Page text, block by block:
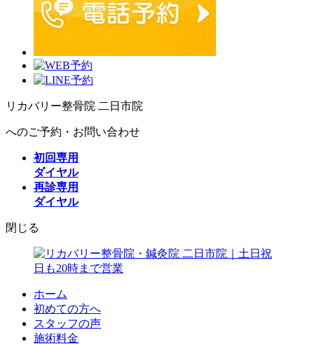
リカバリー整骨院 二日市院
へのご予約・お問い合わせ
初回専用
ダイヤル
再診専用
ダイヤル
閉じる
ホーム
初めての方へ
スタッフの声
施術料金